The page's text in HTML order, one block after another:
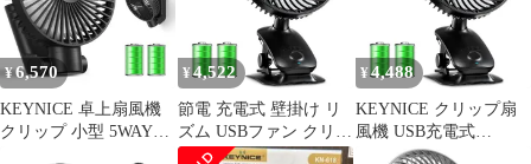
USB扇風機 (ブラック)
¥6,570
KEYNICE 卓上扇風機
クリップ 小型 5WAY仕
¥4,522
節電 充電式 壁掛け リ
ズム USBファン クリッ
プ 風量4段階調節 静音
¥4,488
KEYNICE クリップ扇
風機 USB充電式
5000mAh 自動首振り 静